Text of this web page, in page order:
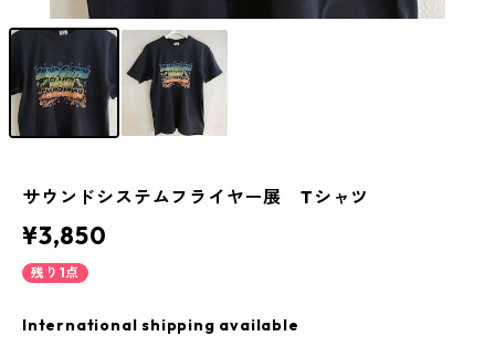
サウンドシステムフライヤー展 Tシャツ
¥3,850
残り1点
International shipping available